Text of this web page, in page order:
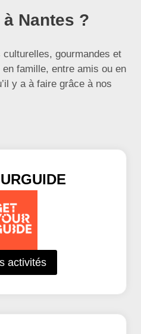
Nantes ?
culturelles, gourmandes et
famille, entre amis ou en
y a à faire grâce à nos
activités